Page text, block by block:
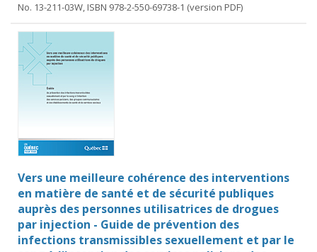
No. 13-211-03W, ISBN 978-2-550-69738-1 (version PDF)
Vers une meilleure cohérence des interventions
en matière de santé et de sécurité publiques
auprès des personnes utilisatrices de drogues
par injection - Guide de prévention des
infections transmissibles sexuellement et par le